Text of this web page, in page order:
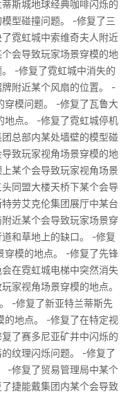
斯城地球经典咖啡闪烁的
型碰撞问题。 -修复了三
霓虹城中索维奇夫人附近
会导致玩家场景穿模的地
-修复了霓虹城中消失的
附近某个风扇的位置。 -
穿模问题。 -修复了瓦鲁大
地点。 -修复了霓虹城停机
总部内某处墙壁的模型碰
致玩家视角场景穿模的地
某个会导致玩家视角场景
同盟大楼天桥下某个会导
劳艾克伦集团展厅中某台
近某个会导致玩家场景穿
和草地上的缺口。 -修复
穿模的地点。 -修复了先锋
在霓虹城电梯中突然消失
家视角场景穿模的地点。
-修复了新亚特兰蒂斯先
的地点。 -修复了在特定视
了赛多尼亚矿井中闪烁的
纹理闪烁问题。 -修复了
-修复了贸易管理局中某个
捷能戴集团内某个会导致